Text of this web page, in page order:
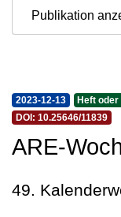
Publikation
2023-12-13
Heft
DOI: 10.25646/11839
ARE-
49.